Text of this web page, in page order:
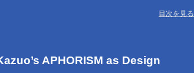
目次を見る
APHORISM as Design